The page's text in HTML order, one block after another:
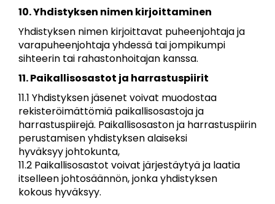
10. Yhdistyksen nimen kirjoittaminen
Yhdistyksen nimen kirjoittavat puheenjohtaja ja
varapuheenjohtaja yhdessä tai jompikumpi
sihteerin tai rahastonhoitajan kanssa.
11. Paikallisosastot ja harrastuspiirit
11.1 Yhdistyksen jäsenet voivat muodostaa
rekisteröimättömiä paikallisosastoja ja
harrastuspiirejä. Paikallisosaston ja harrastuspiirin
perustamisen yhdistyksen alaiseksi
hyväksyy johtokunta,
11.2 Paikallisosastot voivat järjestäytyä ja laatia
itselleen johtosäännön, jonka yhdistyksen
kokous hyväksyy.